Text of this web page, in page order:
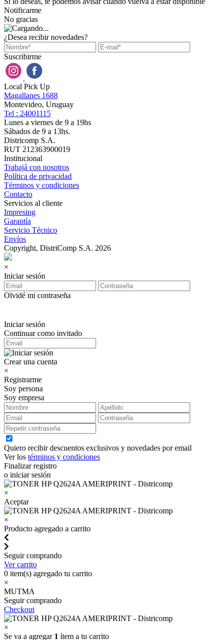
Notificarme
No gracias
¿Desea recibir novedades?
Suscribirme
Local Pick Up
Magallanes 1688
Montevideo, Uruguay
Tel : 24001115
Lunes a viernes de 9 a 19hs
Sábados de 9 a 13hs.
Districomp S.A.
RUT 212363900019
Institucional
Trabajá con nosotros
Política de privacidad
Términos y condiciones
Contacto
Servicios al cliente
Impresing
Garantía
Servicio Técnico
Envíos
Copyright, DistriComp S.A. 2026
×
Iniciar sesión
Olvidé mi contraseña
Iniciar sesión
Continuar como invitado
Crear una cuenta
×
Registrarme
Soy persona
Soy empresa
Quiero recibir descuentos exclusivos y novedades por email
Ver los términos y condiciones
Finalizar registro
o iniciar sesión
×
Aceptar
×
Producto agregado a carrito
Seguir comprando
Ver carrito
0 item(s) agregado tu carrito
×
MUTMA
Seguir comprando
Checkout
×
Se va a agregar 1 ítem a tu carrito